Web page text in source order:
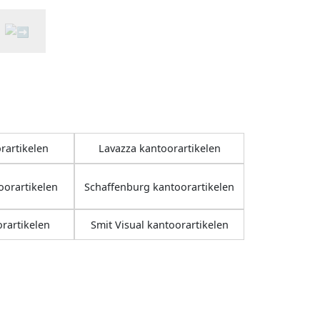
Lavazza kantoorartikelen
Schaffenburg kantoorartikelen
Smit Visual kantoorartikelen